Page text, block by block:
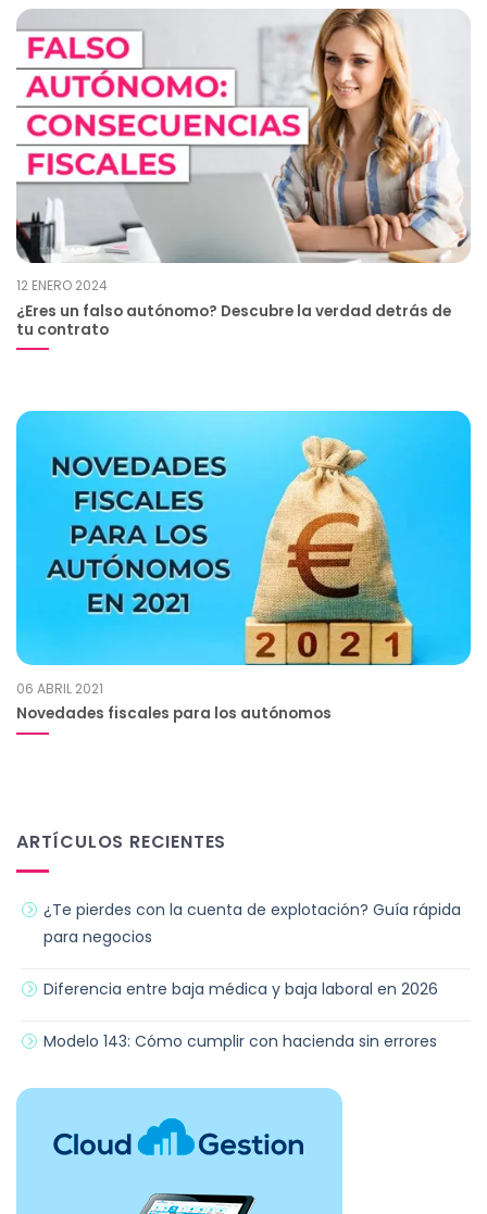
12 ENERO 2024
¿Eres un falso autónomo? Descubre la verdad detrás de
tu contrato
06 ABRIL 2021
Novedades fiscales para los autónomos
ARTÍCULOS RECIENTES
¿Te pierdes con la cuenta de explotación? Guía rápida
para negocios
Diferencia entre baja médica y baja laboral en 2026
Modelo 143: Cómo cumplir con hacienda sin errores